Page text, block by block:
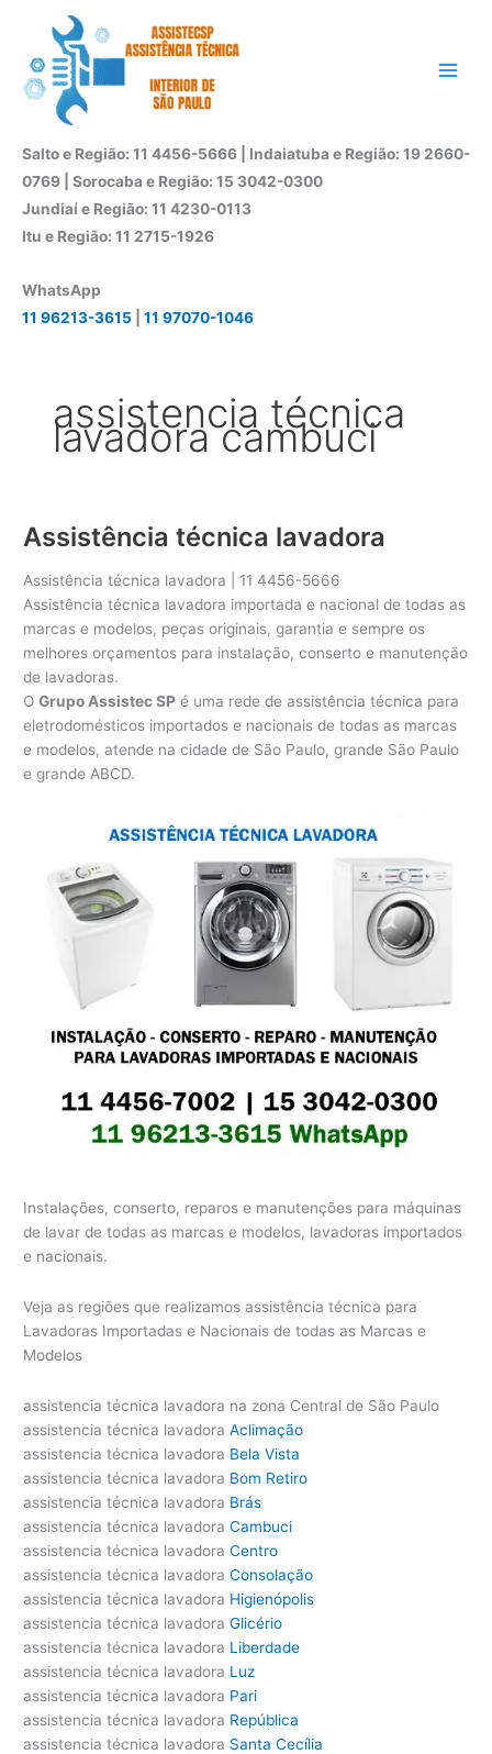
conteúdo
Salto e Região: 11 4456-5666 | Indaiatuba e Região: 19 2660-
0769 | Sorocaba e Região: 15 3042-0300
Jundiaí e Região: 11 4230-0113
Itu e Região: 11 2715-1926
WhatsApp
11 96213-3615
11 97070-1046
assistencia técnica
lavadora cambuci
Assistência técnica lavadora
Assistência técnica lavadora | 11 4456-5666
Assistência técnica lavadora importada e nacional de todas as
marcas e modelos, peças originais, garantia e sempre os
melhores orçamentos para instalação, conserto e manutenção
de lavadoras.
OGrupo Assistec SP é uma rede de assistência técnica para
eletrodomésticos importados e nacionais de todas as marcas
e modelos, atende na cidade de São Paulo, grande São Paulo
e grande ABCD.
Instalações, conserto, reparos e manutenções para máquinas
de lavar de todas as marcas e modelos, lavadoras importados
e nacionais.
Veja as regiões que realizamos assistência técnica para
Lavadoras Importadas e Nacionais de todas as Marcas e
Modelos
assistencia técnica lavadora na zona Central de São Paulo
assistencia técnica lavadora Aclimação
assistencia técnica lavadora Bela Vista
assistencia técnica lavadora Bom Retiro
assistencia técnica lavadora Brás
assistencia técnica lavadora Cambuci
assistencia técnica lavadora Centro
assistencia técnica lavadora Consolação
assistencia técnica lavadora Higienópolis
assistencia técnica lavadora Glicério
assistencia técnica lavadora Liberdade
assistencia técnica lavadora Luz
assistencia técnica lavadora Pari
assistencia técnica lavadora República
assistencia técnica lavadora Santa Cecília